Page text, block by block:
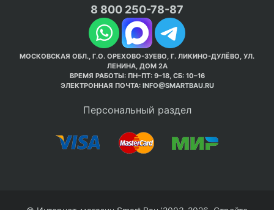
8 800 250-78-87
МОСКОВСКАЯ ОБЛ., Г.О. ОРЕХОВО-ЗУЕВО, Г. ЛИКИНО-ДУЛЁВО, УЛ.
ЛЕНИНА, ДОМ 2А
ВРЕМЯ РАБОТЫ: ПН–ПТ: 9–18, СБ: 10–16
ЭЛЕКТРОННАЯ ПОЧТА: INFO@SMARTBAU.RU
Персональный раздел